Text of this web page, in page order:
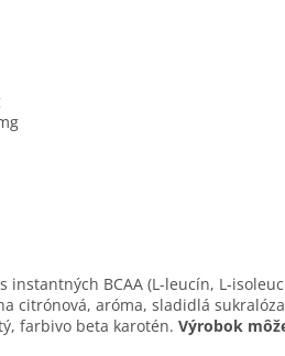
instantných BCAA (L-leucín, L-
citrónová, aróma, sladidlá
farbivo beta karotén. Výrobok